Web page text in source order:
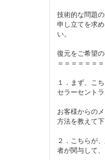
技術的な問題
申し立てを求
い。
復元をご希望
＝＝＝＝＝＝
１．まず、こ
セラーセント
お客様からの
方法を教えて下
２．こちらが
者が関与して